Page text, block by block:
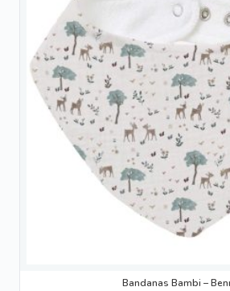
Bandanas Bambi –
múltiples
variantes.
Las
opciones
pueden